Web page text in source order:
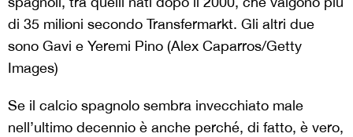
di 35 milioni secondo Transfermarkt. Gli altri due
sono Gavi e Yeremi Pino (Alex Caparros/Getty
Images)
Se il calcio spagnolo sembra invecchiato male
nell’ultimo decennio è anche perché, di fatto, è vero,